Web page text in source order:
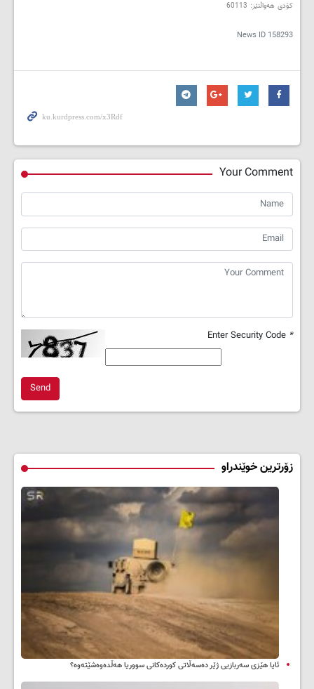
کۆدی هەواڵنێر: 60113
News ID 158293
Your Comment
*
Send
زۆرترین خوێندراو
ئایا هێزی سەربازیی ژێر دەسەڵاتی کوردەکانی سووریا هەڵدەوەشێتەوە؟